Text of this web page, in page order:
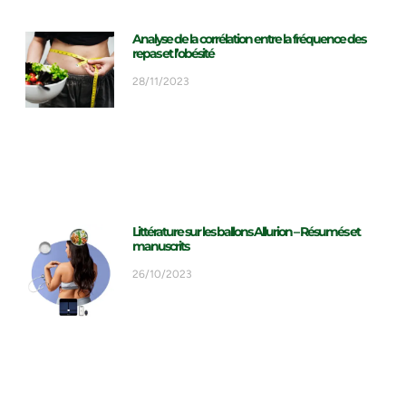
Analyse de la corrélation entre la fréquence des
repas et l’obésité
28/11/2023
Littérature sur les ballons Allurion – Résumés et
manuscrits
26/10/2023